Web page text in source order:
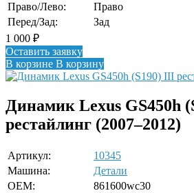
Право/Лево:
Право
Перед/Зад:
Зад
1 000 ₽
Оставить заявку
В корзине В корзину
Динамик Lexus GS450h
рестайлинг (2007–2012)
Артикул:
10345
Машина:
Детали
OEM:
861600wc30